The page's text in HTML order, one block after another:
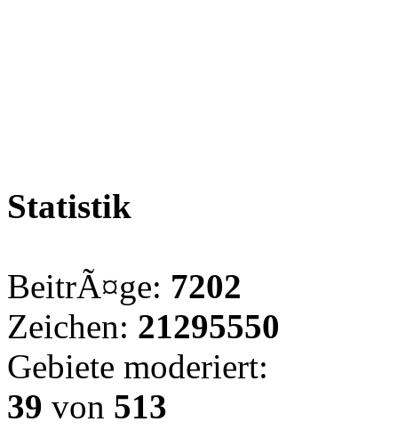
Statistik
BeitrÃ¤ge: 7202
Zeichen: 21295550
Gebiete moderiert:
39 von 513